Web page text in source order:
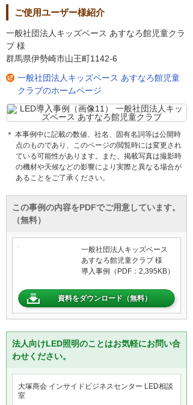
ご使用ユーザー様紹介
一般社団法人キッズベース あすなろ館児童クラ
ブ 様
群馬県伊勢崎市山王町1142-6
一般社団法人キッズベース あすなろ館児童
クラブのホームページ
＊ 本事例中に記載の数値、社名、固有名詞等は公開時
点のものであり、このページの閲覧時には変更され
ている可能性があります。また、掲載写真は撮影時
の機材や天候などの影響により実際と異なる場合が
あることをご了承ください。
この事例の内容をPDFでご用意しています。
（無料）
一般社団法人キッズベース
あすなろ館児童クラブ 様
導入事例（PDF：2,395KB）
資料をダウンロード（無料）
法人向けLED照明のことはお気軽にお問い合
わせください。
大塚商会 インサイドビジネスセンター LED相談
室